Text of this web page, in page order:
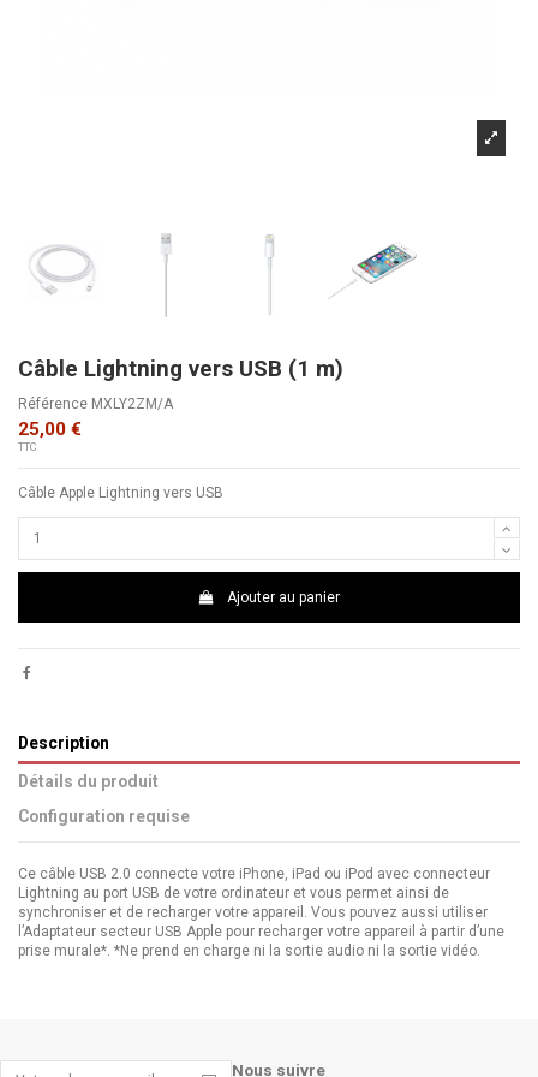
Câble Lightning vers USB (1 m)
Référence MXLY2ZM/A
25,00 €
TTC
Câble Apple Lightning vers USB
Ajouter au panier
Description
Détails du produit
Configuration requise
Ce câble USB 2.0 connecte votre iPhone, iPad ou iPod avec connecteur
Lightning au port USB de votre ordinateur et vous permet ainsi de
synchroniser et de recharger votre appareil. Vous pouvez aussi utiliser
l’Adaptateur secteur USB Apple pour recharger votre appareil à partir d’une
prise murale*. *Ne prend en charge ni la sortie audio ni la sortie vidéo.
Nous suivre